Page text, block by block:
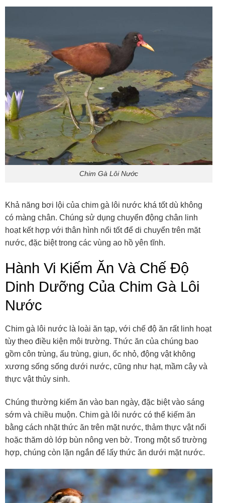
Chim Gà Lôi Nước
Khả năng bơi lội của chim gà lôi nước khá tốt dù không
có màng chân. Chúng sử dụng chuyển động chân linh
hoạt kết hợp với thân hình nổi tốt để di chuyển trên mặt
nước, đặc biệt trong các vùng ao hồ yên tĩnh.
Hành Vi Kiếm Ăn Và Chế Độ
Dinh Dưỡng Của Chim Gà Lôi
Nước
Chim gà lôi nước là loài ăn tạp, với chế độ ăn rất linh hoạt
tùy theo điều kiện môi trường. Thức ăn của chúng bao
gồm côn trùng, ấu trùng, giun, ốc nhỏ, động vật không
xương sống sống dưới nước, cũng như hạt, mầm cây và
thực vật thủy sinh.
Chúng thường kiếm ăn vào ban ngày, đặc biệt vào sáng
sớm và chiều muộn. Chim gà lôi nước có thể kiếm ăn
bằng cách nhặt thức ăn trên mặt nước, thảm thực vật nổi
hoặc thăm dò lớp bùn nông ven bờ. Trong một số trường
hợp, chúng còn lặn ngắn để lấy thức ăn dưới mặt nước.